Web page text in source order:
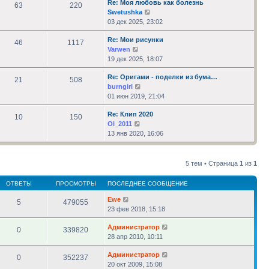
сообщению
63 220
Re: Моя любовь как болезнь
Swetushka
к
последнему
сообщению
03 дек 2025, 23:02
46 1117
Re: Мои рисунки
Varwen
к
последнему
сообщению
19 дек 2025, 18:07
21 508
Re: Оригами - поделки из бума…
burngirl
к
последнему
сообщению
01 июн 2019, 21:04
10 150
Re: Клип 2020
Ol_2011
к
последнему
13 янв 2020, 16:06
5 тем • Страница 1 из 1
ОТВЕТЫ ПРОСМОТРЫ ПОСЛЕДНЕЕ СООБЩЕНИЕ
5 479055
Ewe
23 фев 2018, 15:18
0 339820
Администратор
28 апр 2010, 10:11
0 352237
Администратор
20 окт 2009, 15:08